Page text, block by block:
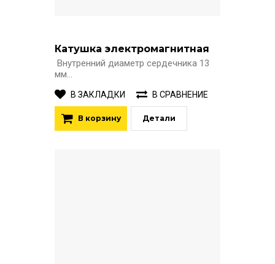
Катушка электромагнитная
Внутренний диаметр сердечника 13
мм...
В ЗАКЛАДКИ В СРАВНЕНИЕ
В корзину Детали